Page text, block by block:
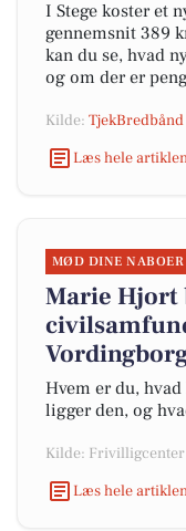
I Stege koster et
gennemsnit 389
kan du se, hvad
og om der er
Kilde: TjekBredbånd
Læs hele
MØD DINE NABOER
Marie Hjort
Hvem er du,
ligger den, og
Kilde:
Læs hele